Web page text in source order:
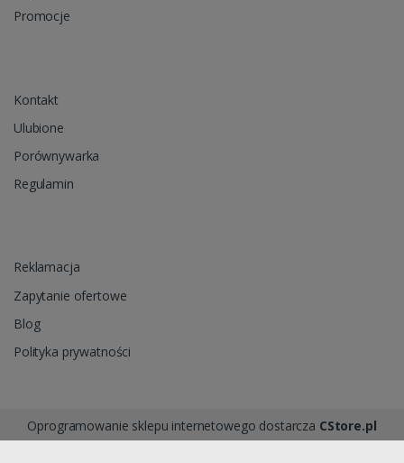
Promocje
Kontakt
Ulubione
Porównywarka
Regulamin
Reklamacja
Zapytanie ofertowe
Blog
Polityka prywatności
Oprogramowanie sklepu internetowego dostarcza CStore.pl